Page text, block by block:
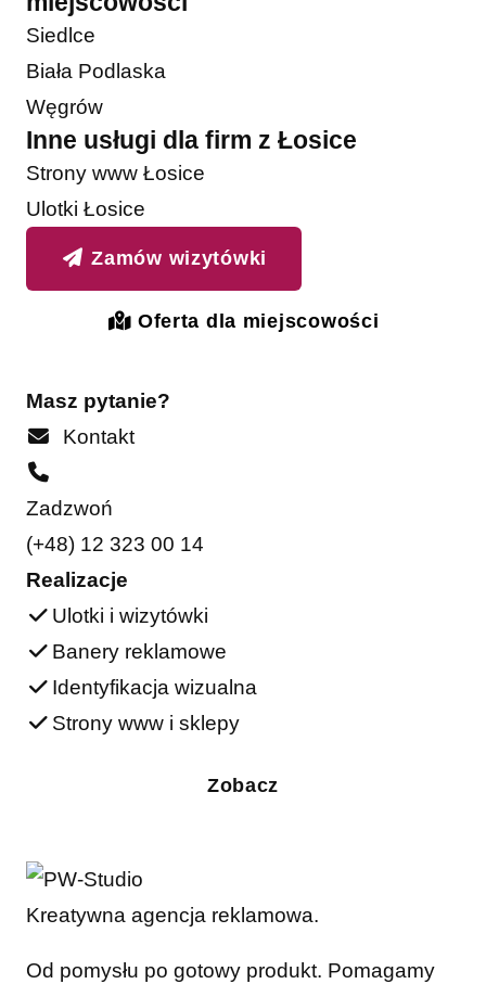
Siedlce
Biała Podlaska
Węgrów
Inne usługi dla firm z Łosice
Strony www Łosice
Ulotki Łosice
Zamów wizytówki
Oferta dla miejscowości
Masz pytanie?
Kontakt
Zadzwoń
(+48) 12 323 00 14
Realizacje
Ulotki i wizytówki
Banery reklamowe
Identyfikacja wizualna
Strony www i sklepy
Zobacz
Kreatywna agencja reklamowa.
Od pomysłu po gotowy produkt. Pomagamy